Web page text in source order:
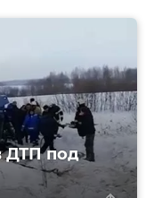
ДТП под